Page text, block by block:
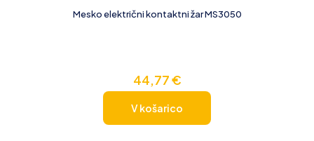
Mesko električni kontaktni žar MS3050
44,77€
V košarico